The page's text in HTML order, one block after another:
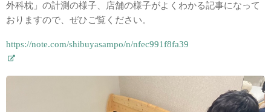
外科枕」の計測の様子、店舗の様子がよくわかる記事になって
おりますので、ぜひご覧ください。
https://note.com/shibuyasampo/n/nfec991f8fa39